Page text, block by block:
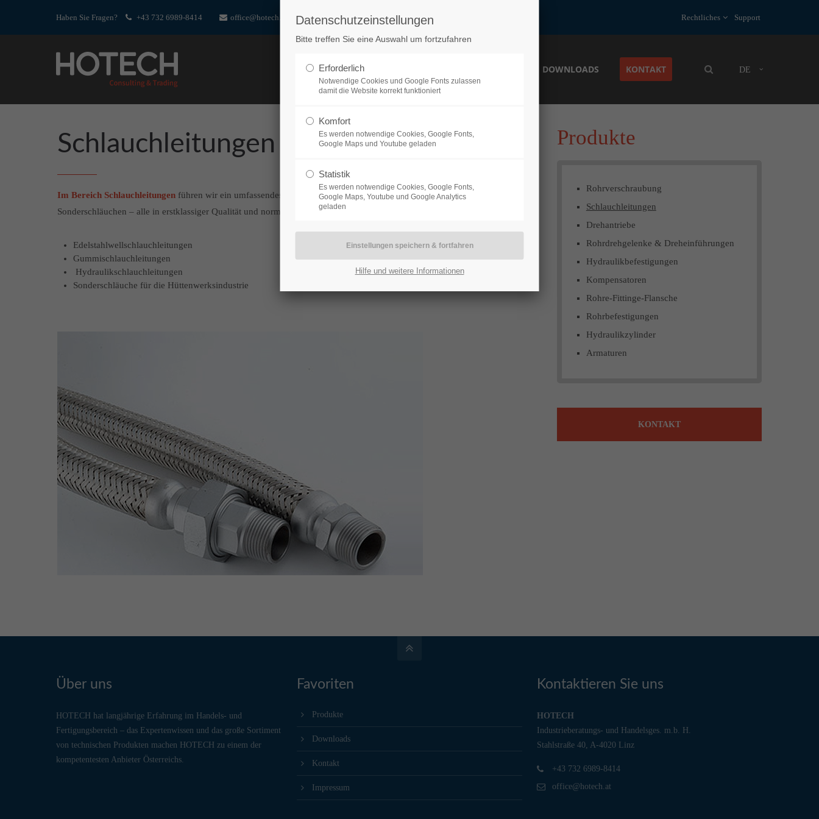
Benutzername
Register|Lost your password?
Lorem ipsum dolor sit amet:
24h / 365days
We offer support for our customers
Mon - Fri 8:00am - 5:00pm(GMT +1)
Get in touch
376-293 City Road, Suite 600
San Francisco, CA 94102
+44 1234 567 890
Lorem ipsum dolor sit amet, consectetuer
adipiscing elit.
magnis dis parturient montes, nascetur
ridiculus mus. Donec quam felis, ultricies
Rechtliches Support
Haben Sie Fragen? +43 732 6989-8414 office@hotech.at
DE
HOME PRODUKTE DOWNLOADS KONTAKT
Schlauchleitungen
Im Bereich Schlauchleitungen führen wir ein umfassendes Sortiment von Standardschläuchen bis zu
Sonderschläuchen – alle in erstklassiger Qualität und normkonform druck-, dichheits- und leitfähigkeitsgeprüft.
Edelstahlwellschlauchleitungen
Gummischlauchleitungen
Hydraulikschlauchleitungen
Sonderschläuche für die Hüttenwerksindustrie
Produkte
Rohrverschraubung
Schlauchleitungen
Drehantriebe
Rohrdrehgelenke & Dreheinführungen
Hydraulikbefestigungen
Kompensatoren
Rohre-Fittinge-Flansche
Rohrbefestigungen
Hydraulikzylinder
Armaturen
KONTAKT
Über uns
HOTECH hat langjährige Erfahrung im Handels- und
Fertigungsbereich – das Expertenwissen und das große Sortiment
von technischen Produkten machen HOTECH zu einem der
kompetentesten Anbieter Österreichs.
Favoriten
Produkte
Downloads
Kontakt
Impressum
Kontaktieren Sie uns
HOTECH
Industrieberatungs- und Handelsges. m.b. H.
Stahlstraße 40, A-4020 Linz
+43 732 6989-8414
office@hotech.at
Datenschutzeinstellungen
Bitte treffen Sie eine Auswahl um fortzufahren
Erforderlich
Notwendige Cookies und Google Fonts zulassen
damit die Website korrekt funktioniert
Komfort
Es werden notwendige Cookies, Google Fonts,
Google Maps und Youtube geladen
Statistik
Es werden notwendige Cookies, Google Fonts,
Google Maps, Youtube und Google Analytics
geladen
Hilfe und weitere Informationen